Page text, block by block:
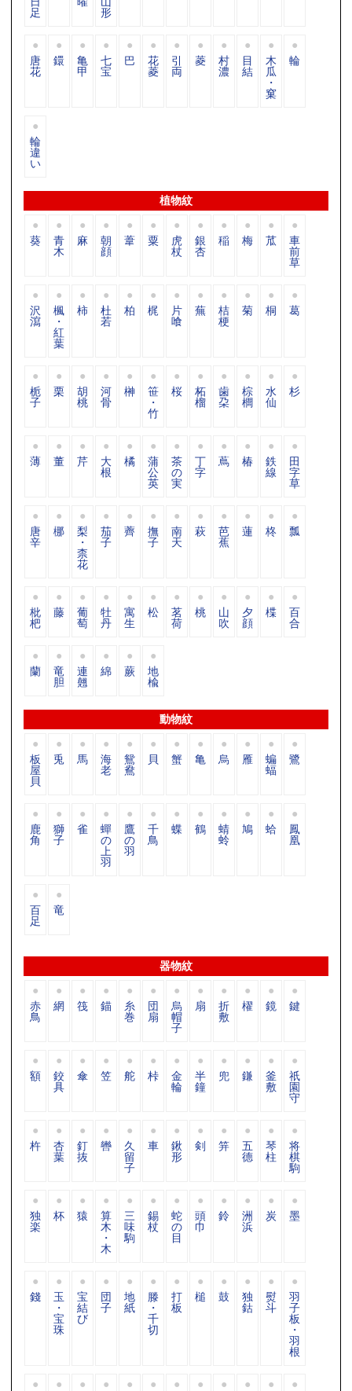
足 形
唐
花
鐶 亀
甲
七
宝
巴 花
菱
引
両
菱 村
濃
目
結
木
瓜
・
窠
輪
輪
違
い
植物紋
葵 青
木
麻 朝
顔
葦 粟 虎
杖
銀
杏
稲 梅 苽 車
前
草
沢
瀉
楓
・
紅
葉
柿 杜
若
柏 梶 片
喰
蕪 桔
梗
菊 桐 葛
栀
子
栗 胡
桃
河
骨
榊 笹
・
竹
桜 柘
榴
歯
朶
棕
櫚
水
仙
杉
薄 董 芹 大
根
橘 蒲
公
英
茶
の
実
丁
字
蔦 椿 鉄
線
田
字
草
唐
辛
梛 梨
・
柰
花
茄
子
薺 撫
子
南
天
萩 芭
蕉
蓮 柊 瓢
枇
杷
藤 葡
萄
牡
丹
寓
生
松 茗
荷
桃 山
吹
夕
顔
楪 百
合
蘭 竜
胆
連
翹
綿 蕨 地
楡
動物紋
板
屋
貝
兎 馬 海
老
鴛
鴦
貝 蟹 亀 烏 雁 蝙
蝠
鷺
鹿
角
獅
子
雀 蟬
の
上
羽
鷹
の
羽
千
鳥
蝶 鶴 蜻
蛉
鳩 蛤 鳳
凰
百
足
竜
器物紋
赤
鳥
網 筏 錨 糸
巻
団
扇
烏
帽
子
扇 折
敷
櫂 鏡 鍵
額 鉸
具
傘 笠 舵 桛 金
輪
半
鐘
兜 鎌 釜
敷
祇
園
守
杵 杏
葉
釘
抜
轡 久
留
子
車 鍬
形
剣 笄 五
德
琴
柱
将
棋
駒
独
楽
杯 猿 算
木
・
木
三
味
駒
錫
杖
蛇
の
目
頭
巾
鈴 洲
浜
炭 墨
錢 玉
・
宝
珠
宝
結
び
団
子
地
紙
滕
・
千
切
打
板
槌 鼓 独
鈷
熨
斗
羽
子
板
・
羽
根